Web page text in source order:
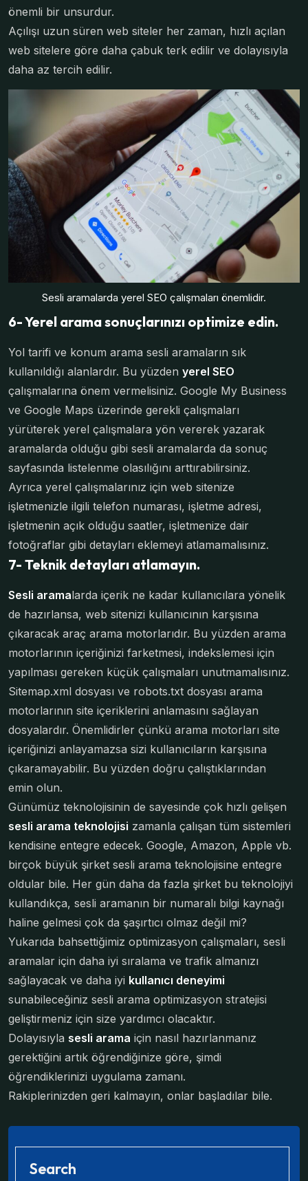
önemli bir unsurdur.
Açılışı uzun süren web siteler her zaman, hızlı açılan
web sitelere göre daha çabuk terk edilir ve dolayısıyla
daha az tercih edilir.
Sesli aramalarda yerel SEO çalışmaları önemlidir.
6- Yerel arama sonuçlarınızı optimize edin.
Yol tarifi ve konum arama sesli aramaların sık
kullanıldığı alanlardır. Bu yüzden yerel SEO
çalışmalarına önem vermelisiniz. Google My Business
ve Google Maps üzerinde gerekli çalışmaları
yürüterek yerel çalışmalara yön vererek yazarak
aramalarda olduğu gibi sesli aramalarda da sonuç
sayfasında listelenme olasılığını arttırabilirsiniz.
Ayrıca yerel çalışmalarınız için web sitenize
işletmenizle ilgili telefon numarası, işletme adresi,
işletmenin açık olduğu saatler, işletmenize dair
fotoğraflar gibi detayları eklemeyi atlamamalısınız.
7- Teknik detayları atlamayın.
Sesli aramalarda içerik ne kadar kullanıcılara yönelik
de hazırlansa, web sitenizi kullanıcının karşısına
çıkaracak araç arama motorlarıdır. Bu yüzden arama
motorlarının içeriğinizi farketmesi, indekslemesi için
yapılması gereken küçük çalışmaları unutmamalısınız.
Sitemap.xml dosyası ve robots.txt dosyası arama
motorlarının site içeriklerini anlamasını sağlayan
dosyalardır. Önemlidirler çünkü arama motorları site
içeriğinizi anlayamazsa sizi kullanıcıların karşısına
çıkaramayabilir. Bu yüzden doğru çalıştıklarından
emin olun.
Günümüz teknolojisinin de sayesinde çok hızlı gelişen
sesli arama teknolojisi zamanla çalışan tüm sistemleri
kendisine entegre edecek. Google, Amazon, Apple vb.
birçok büyük şirket sesli arama teknolojisine entegre
oldular bile. Her gün daha da fazla şirket bu teknolojiyi
kullandıkça, sesli aramanın bir numaralı bilgi kaynağı
haline gelmesi çok da şaşırtıcı olmaz değil mi?
Yukarıda bahsettiğimiz optimizasyon çalışmaları, sesli
aramalar için daha iyi sıralama ve trafik almanızı
sağlayacak ve daha iyi kullanıcı deneyimi
sunabileceğiniz sesli arama optimizasyon stratejisi
geliştirmeniz için size yardımcı olacaktır.
Dolayısıyla sesli arama için nasıl hazırlanmanız
gerektiğini artık öğrendiğinize göre, şimdi
öğrendiklerinizi uygulama zamanı.
Rakiplerinizden geri kalmayın, onlar başladılar bile.
Search